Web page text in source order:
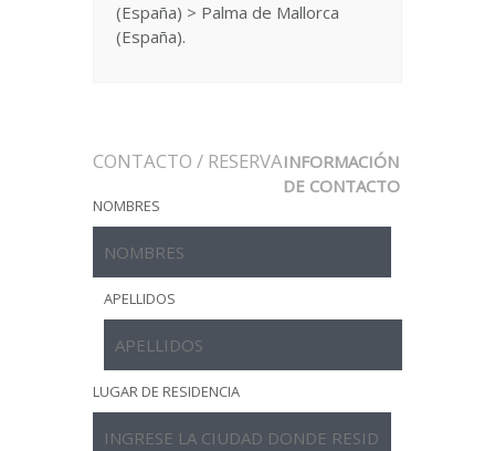
(España) > Palma de Mallorca
(España).
CONTACTO / RESERVAINFORMACIÓN
DE CONTACTO
NOMBRES
APELLIDOS
LUGAR DE RESIDENCIA